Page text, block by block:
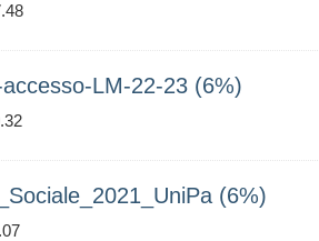
LM-22-23 (6%)
(6%)